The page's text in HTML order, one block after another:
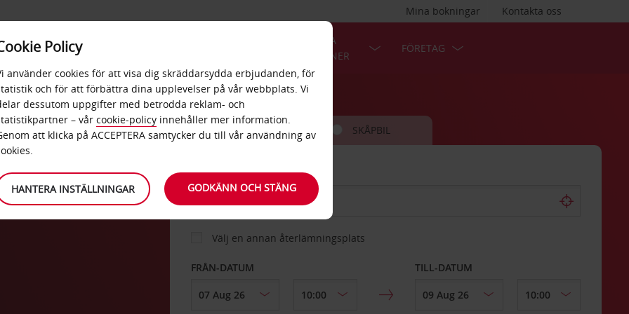
Kontakta oss
Mina bokningar
ERBJUDANDEN
POPULÄRA
DESTINATIONER
FÖRETAG
BIL SKÅPBIL
HÄMTA FRÅN
Välj en annan återlämningsplats
FRÅN-DATUM TILL-DATUM
Policy
använder cookies för att visa dig skräddarsydda erbjudanden, för
och för att förbättra dina upplevelser på vår webbplats. Vi
dessutom uppgifter med betrodda reklam- och
– vår cookie-policy innehåller mer information.
att klicka på ACCEPTERA samtycker du till vår användning av
HANTERA INSTÄLLNINGAR GODKÄNN OCH STÄNG